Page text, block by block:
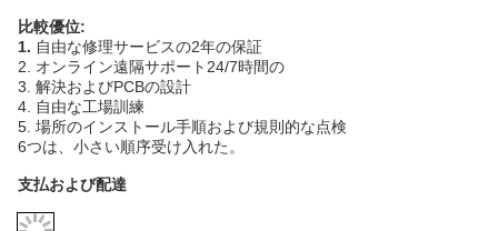
比較優位:
1. 自由な修理サービスの2年の保証
2. オンライン遠隔サポート24/7時間の
3. 解決およびPCBの設計
4. 自由な工場訓練
5. 場所のインストール手順および規則的な点検
6つは、小さい順序受け入れた。
支払および配達